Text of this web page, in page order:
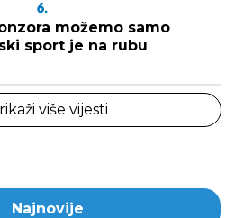
6.
možemo samo
sport je na rubu
više vijesti
Najnovije